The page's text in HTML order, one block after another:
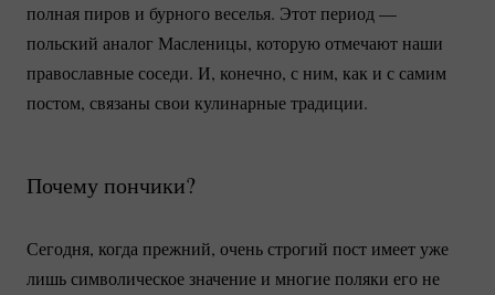
полная пиров и бурного веселья. Этот период —
польский аналог Масленицы, которую отмечают наши
православные соседи. И, конечно, с ним, как и с самим
постом, связаны свои кулинарные традиции.
Почему пончики?
Сегодня, когда прежний, очень строгий пост имеет уже
лишь символическое значение и многие поляки его не